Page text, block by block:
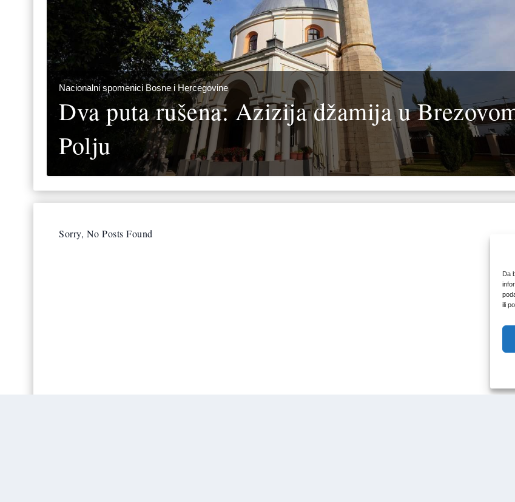
Da
ili
Nacionalni spomenici Bosne i Hercegovine
Dva puta rušena: Azizija džamija u
Polju
Sorry, No Posts Found